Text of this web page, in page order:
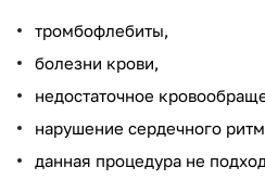
тромбофлебиты,
болезни крови,
недостаточное
нарушение сердечного
данная процедура не